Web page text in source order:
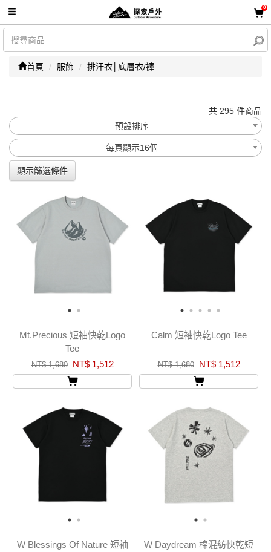
0
首頁 服飾 排汗衣│底層衣/褲
共 295 件商品
預設排序
每頁顯示16個
顯示篩選條件
Mt.Precious 短袖快乾Logo
Tee
NT$ 1,680 NT$ 1,512
Calm 短袖快乾Logo Tee
NT$ 1,680 NT$ 1,512
W Blessings Of Nature 短袖
W Daydream 棉混紡快乾短